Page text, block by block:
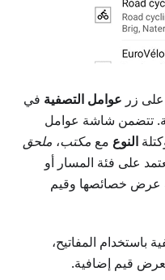
زر عوامل التصفية في
تتضمن شاشة عوامل
النوع مع مكتب، ملحق
على فئة المسار أو
عرض خصائصها وقيم
باستخدام المفاتيح،
قيم إضافية.